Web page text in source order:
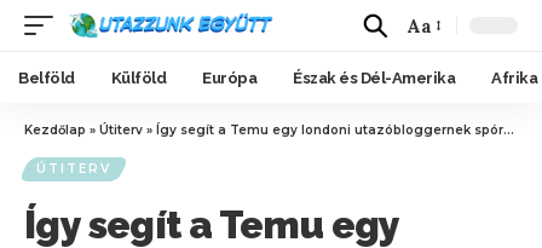
Aa
Belföld Külföld Európa Észak és Dél-Amerika Afrika
Kezdőlap » Útiterv » Így segít a Temu egy londoni utazóbloggernek spórolni a felszereléseken és az alapvető kellékeken
ÚTITERV
Így segít a Temu egy